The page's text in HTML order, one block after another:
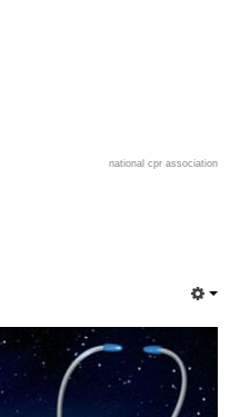
national cpr association